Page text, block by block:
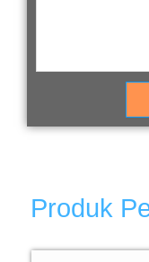
Produk